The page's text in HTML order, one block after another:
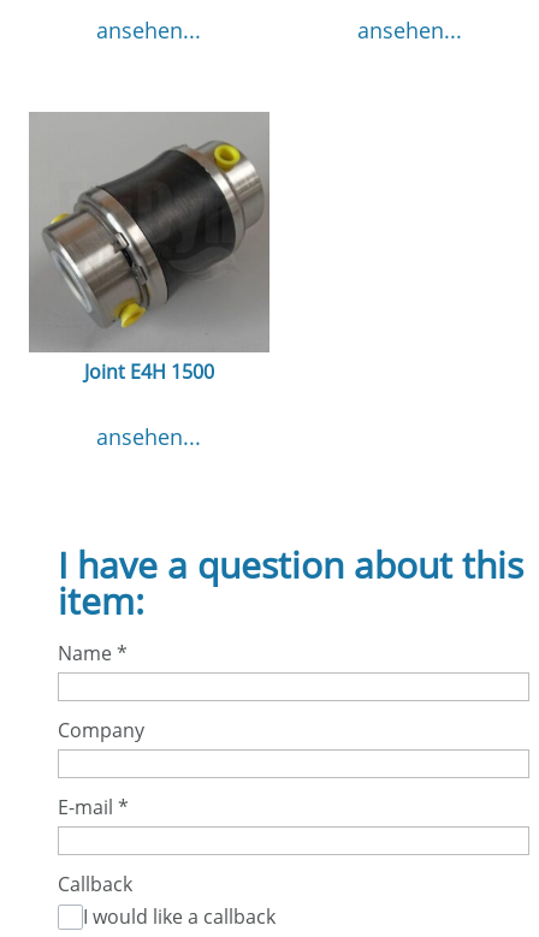
ansehen... ansehen...
Joint E4H 1500
ansehen...
I have a question about this
item:
Name*
Company
E-mail *
Callback
I would like a callback